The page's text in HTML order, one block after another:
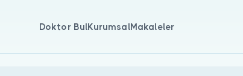
Doktor BulKurumsalMakaleler